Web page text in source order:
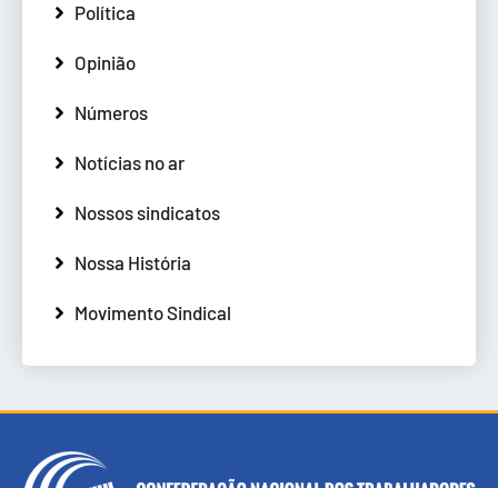
Política
Opinião
Números
Notícias no ar
Nossos sindicatos
Nossa História
Movimento Sindical